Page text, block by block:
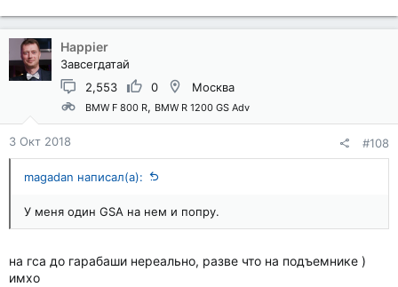
Happier
Завсегдатай
2,553
0 Москва
BMW F 800 R BMW R 1200 GS Adv
3 Окт 2018 #108
magadan написал(а):
У меня один GSA на нем и попру.
на гса до гарабаши нереально, разве что на подъемнике )
имхо